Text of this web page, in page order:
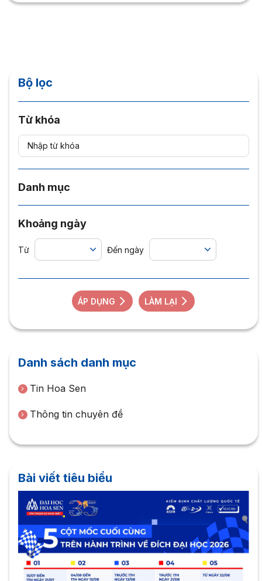
Bộ lọc
Từ khóa
Danh mục
Khoảng ngày
Từ Đến ngày
ÁP DỤNG LÀM LẠI
Danh sách danh mục
Tin Hoa Sen
Thông tin chuyên đề
Bài viết tiêu biểu